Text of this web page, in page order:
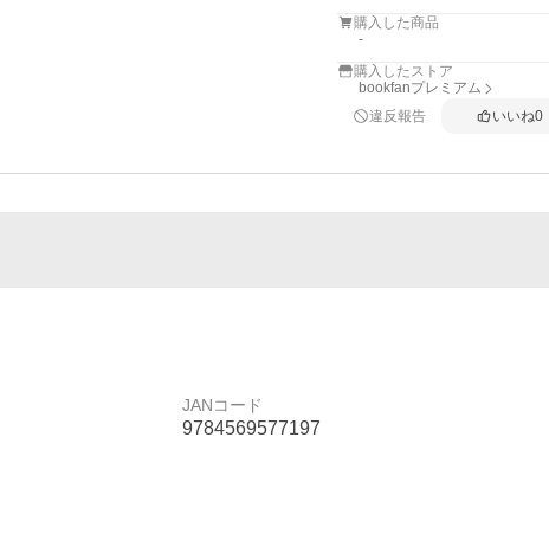
購入した商品
-
購入したストア
bookfanプレミアム
違反報告
いいね0
JANコード
9784569577197